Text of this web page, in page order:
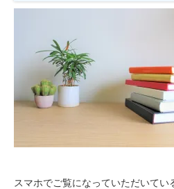
スマホでご覧になっていただいてい